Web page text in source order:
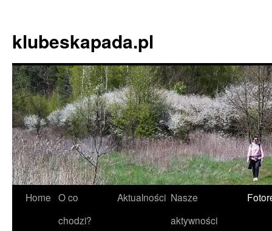
content
klubeskapada.pl
Home O co
chodzi?
Aktualności Nasze
aktywności